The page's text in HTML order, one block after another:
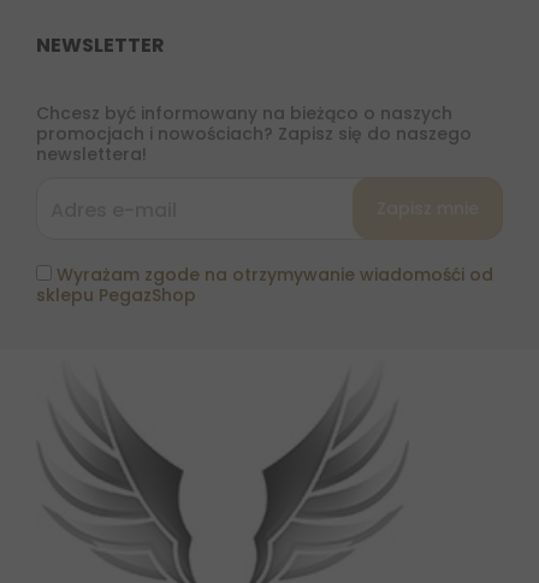
NEWSLETTER
Chcesz być informowany na bieżąco o naszych
promocjach i nowościach? Zapisz się do naszego
newslettera!
Wyrażam zgode na otrzymywanie wiadomośći od
sklepu PegazShop